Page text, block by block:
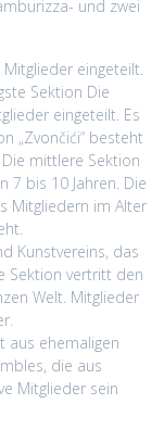
und zwei
eingeteilt.
Sektion Die
eingeteilt. Es
„Zvončići“ besteht
mittlere Sektion
7 bis 10 Jahren. Die
Mitgliedern im Alter
Kunstvereins, das
Sektion vertritt den
Welt. Mitglieder
aus ehemaligen
die aus
Mitglieder sein